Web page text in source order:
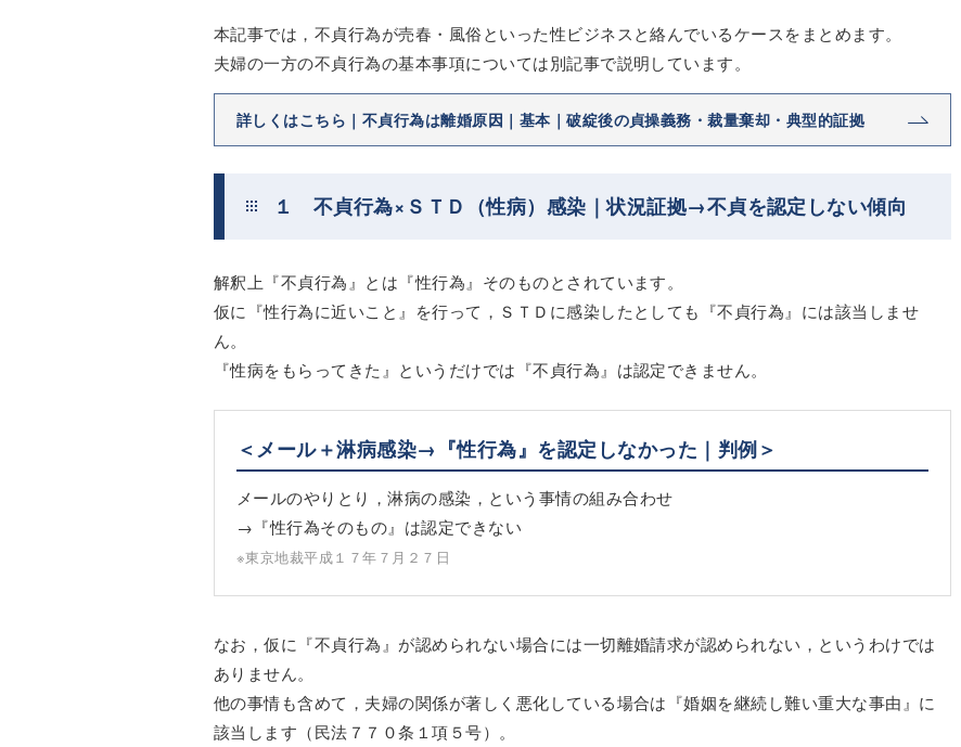
本記事では，不貞行為が売春・風俗といった性ビジネスと絡んでいるケースをまとめます。
夫婦の一方の不貞行為の基本事項については別記事で説明しています。
詳しくはこちら｜不貞行為は離婚原因｜基本｜破綻後の貞操義務・裁量棄却・典型的証拠
１ 不貞行為×ＳＴＤ（性病）感染｜状況証拠→不貞を認定しない傾向
解釈上『不貞行為』とは『性行為』そのものとされています。
仮に『性行為に近いこと』を行って，ＳＴＤに感染したとしても『不貞行為』には該当しませ
ん。
『性病をもらってきた』というだけでは『不貞行為』は認定できません。
＜メール＋淋病感染→『性行為』を認定しなかった｜判例＞
メールのやりとり，淋病の感染，という事情の組み合わせ
→『性行為そのもの』は認定できない
※東京地裁平成１７年７月２７日
なお，仮に『不貞行為』が認められない場合には一切離婚請求が認められない，というわけでは
ありません。
他の事情も含めて，夫婦の関係が著しく悪化している場合は『婚姻を継続し難い重大な事由』に
該当します（民法７７０条１項５号）。